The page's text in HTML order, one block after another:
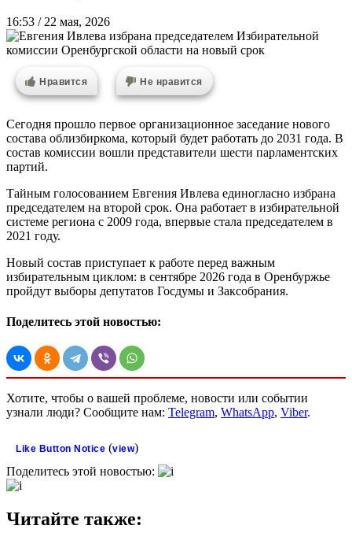
16:53 / 22 мая, 2026
Нравится Не нравится
Сегодня прошло первое организационное заседание нового
состава облизбиркома, который будет работать до 2031 года. В
состав комиссии вошли представители шести парламентских
партий.
Тайным голосованием Евгения Ивлева единогласно избрана
председателем на второй срок. Она работает в избирательной
системе региона с 2009 года, впервые стала председателем в
2021 году.
Новый состав приступает к работе перед важным
избирательным циклом: в сентябре 2026 года в Оренбуржье
пройдут выборы депутатов Госдумы и Заксобрания.
Поделитесь этой новостью:
Хотите, чтобы о вашей проблеме, новости или событии
узнали люди? Сообщите нам: Telegram, WhatsApp, Viber.
Like Button Notice (view)
Поделитесь этой новостью:
Читайте также: